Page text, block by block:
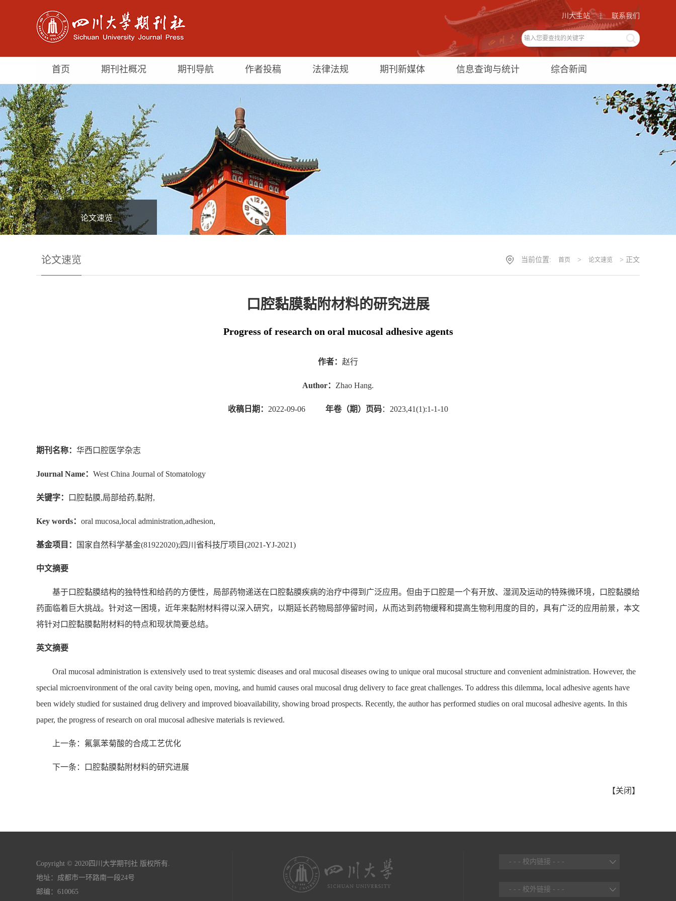
联系我们
川大主站 |
首页 期刊社概况 期刊导航 作者投稿 法律法规 期刊新媒体 信息查询与统计 综合新闻
论文速览
论文速览 当前位置: 首页 > 论文速览 > 正文
口腔黏膜黏附材料的研究进展
Progress of research on oral mucosal adhesive agents
作者： 赵行
Author： Zhao Hang.
收稿日期： 2022-09-06 年卷（期）页码：2023,41(1):1-1-10
期刊名称： 华西口腔医学杂志
Journal Name： West China Journal of Stomatology
关键字： 口腔黏膜,局部给药,黏附,
Key words： oral mucosa,local administration,adhesion,
基金项目： 国家自然科学基金(81922020);四川省科技厅项目(2021-YJ-2021)
中文摘要
基于口腔黏膜结构的独特性和给药的方便性，局部药物递送在口腔黏膜疾病的治疗中得到广泛应用。但由于口腔是一个有开放、湿润及运动的特殊微环境，口腔黏膜给
药面临着巨大挑战。针对这一困境，近年来黏附材料得以深入研究，以期延长药物局部停留时间，从而达到药物缓释和提高生物利用度的目的，具有广泛的应用前景，本文
将针对口腔黏膜黏附材料的特点和现状简要总结。
英文摘要
Oral mucosal administration is extensively used to treat systemic diseases and oral mucosal diseases owing to unique oral mucosal structure and convenient administration. However, the
special microenvironment of the oral cavity being open, moving, and humid causes oral mucosal drug delivery to face great challenges. To address this dilemma, local adhesive agents have
been widely studied for sustained drug delivery and improved bioavailability, showing broad prospects. Recently, the author has performed studies on oral mucosal adhesive agents. In this
paper, the progress of research on oral mucosal adhesive materials is reviewed.
上一条：氟氯苯菊酸的合成工艺优化
下一条：口腔黏膜黏附材料的研究进展
【关闭 】
Copyright © 2020四川大学期刊社 版权所有.
地址：成都市一环路南一段24号
邮编：610065